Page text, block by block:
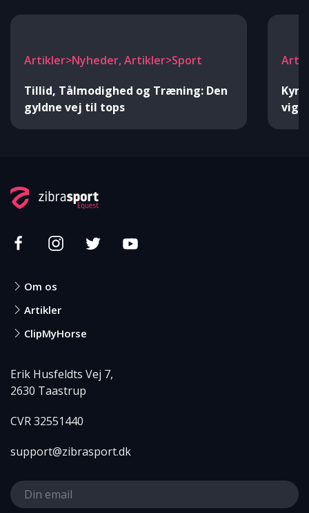
Artikler>Nyheder, Artikler>Sport
Tillid, Tålmodighed og Træning: Den
gyldne vej til tops
Om os
Artikler
ClipMyHorse
Erik Husfeldts Vej 7,
2630 Taastrup
CVR 32551440
support@zibrasport.dk